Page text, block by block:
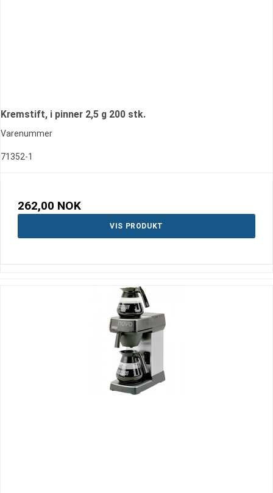
Kremstift, i pinner 2,5 g 200 stk.
Varenummer
71352-1
262,00 NOK
VIS PRODUKT